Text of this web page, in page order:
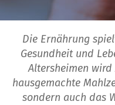
Die Ernährung
Gesundheit und
Altersheimen
hausgemachte
sondern auch das